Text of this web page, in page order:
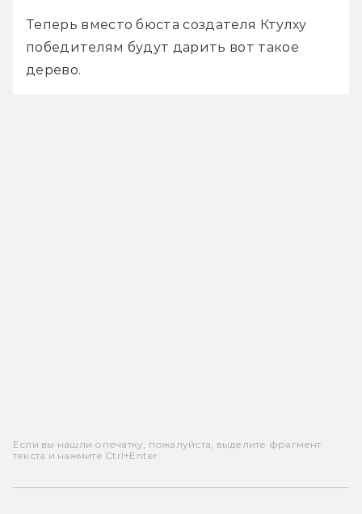
Теперь вместо бюста создателя Ктулху
победителям будут дарить вот такое
дерево.
Если вы нашли опечатку, пожалуйста, выделите фрагмент
текста и нажмите Ctrl+Enter.